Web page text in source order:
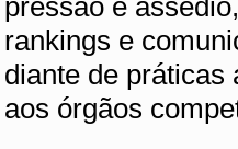
pressão e
rankings e
diante de práticas
aos órgãos